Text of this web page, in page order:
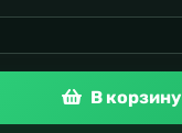
В корзину